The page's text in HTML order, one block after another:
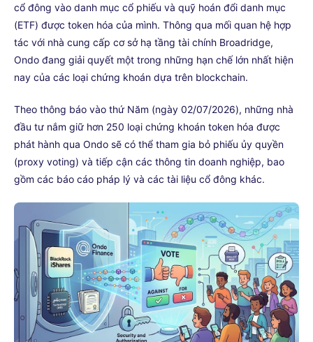
cổ đông vào danh mục cổ phiếu và quỹ hoán đổi danh mục
(ETF) được token hóa của mình. Thông qua mối quan hệ hợp
tác với nhà cung cấp cơ sở hạ tầng tài chính Broadridge,
Ondo đang giải quyết một trong những hạn chế lớn nhất hiện
nay của các loại chứng khoán dựa trên blockchain.
Theo thông báo vào thứ Năm (ngày 02/07/2026), những nhà
đầu tư nắm giữ hơn 250 loại chứng khoán token hóa được
phát hành qua Ondo sẽ có thể tham gia bỏ phiếu ủy quyền
(proxy voting) và tiếp cận các thông tin doanh nghiệp, bao
gồm các báo cáo pháp lý và các tài liệu cổ đông khác.